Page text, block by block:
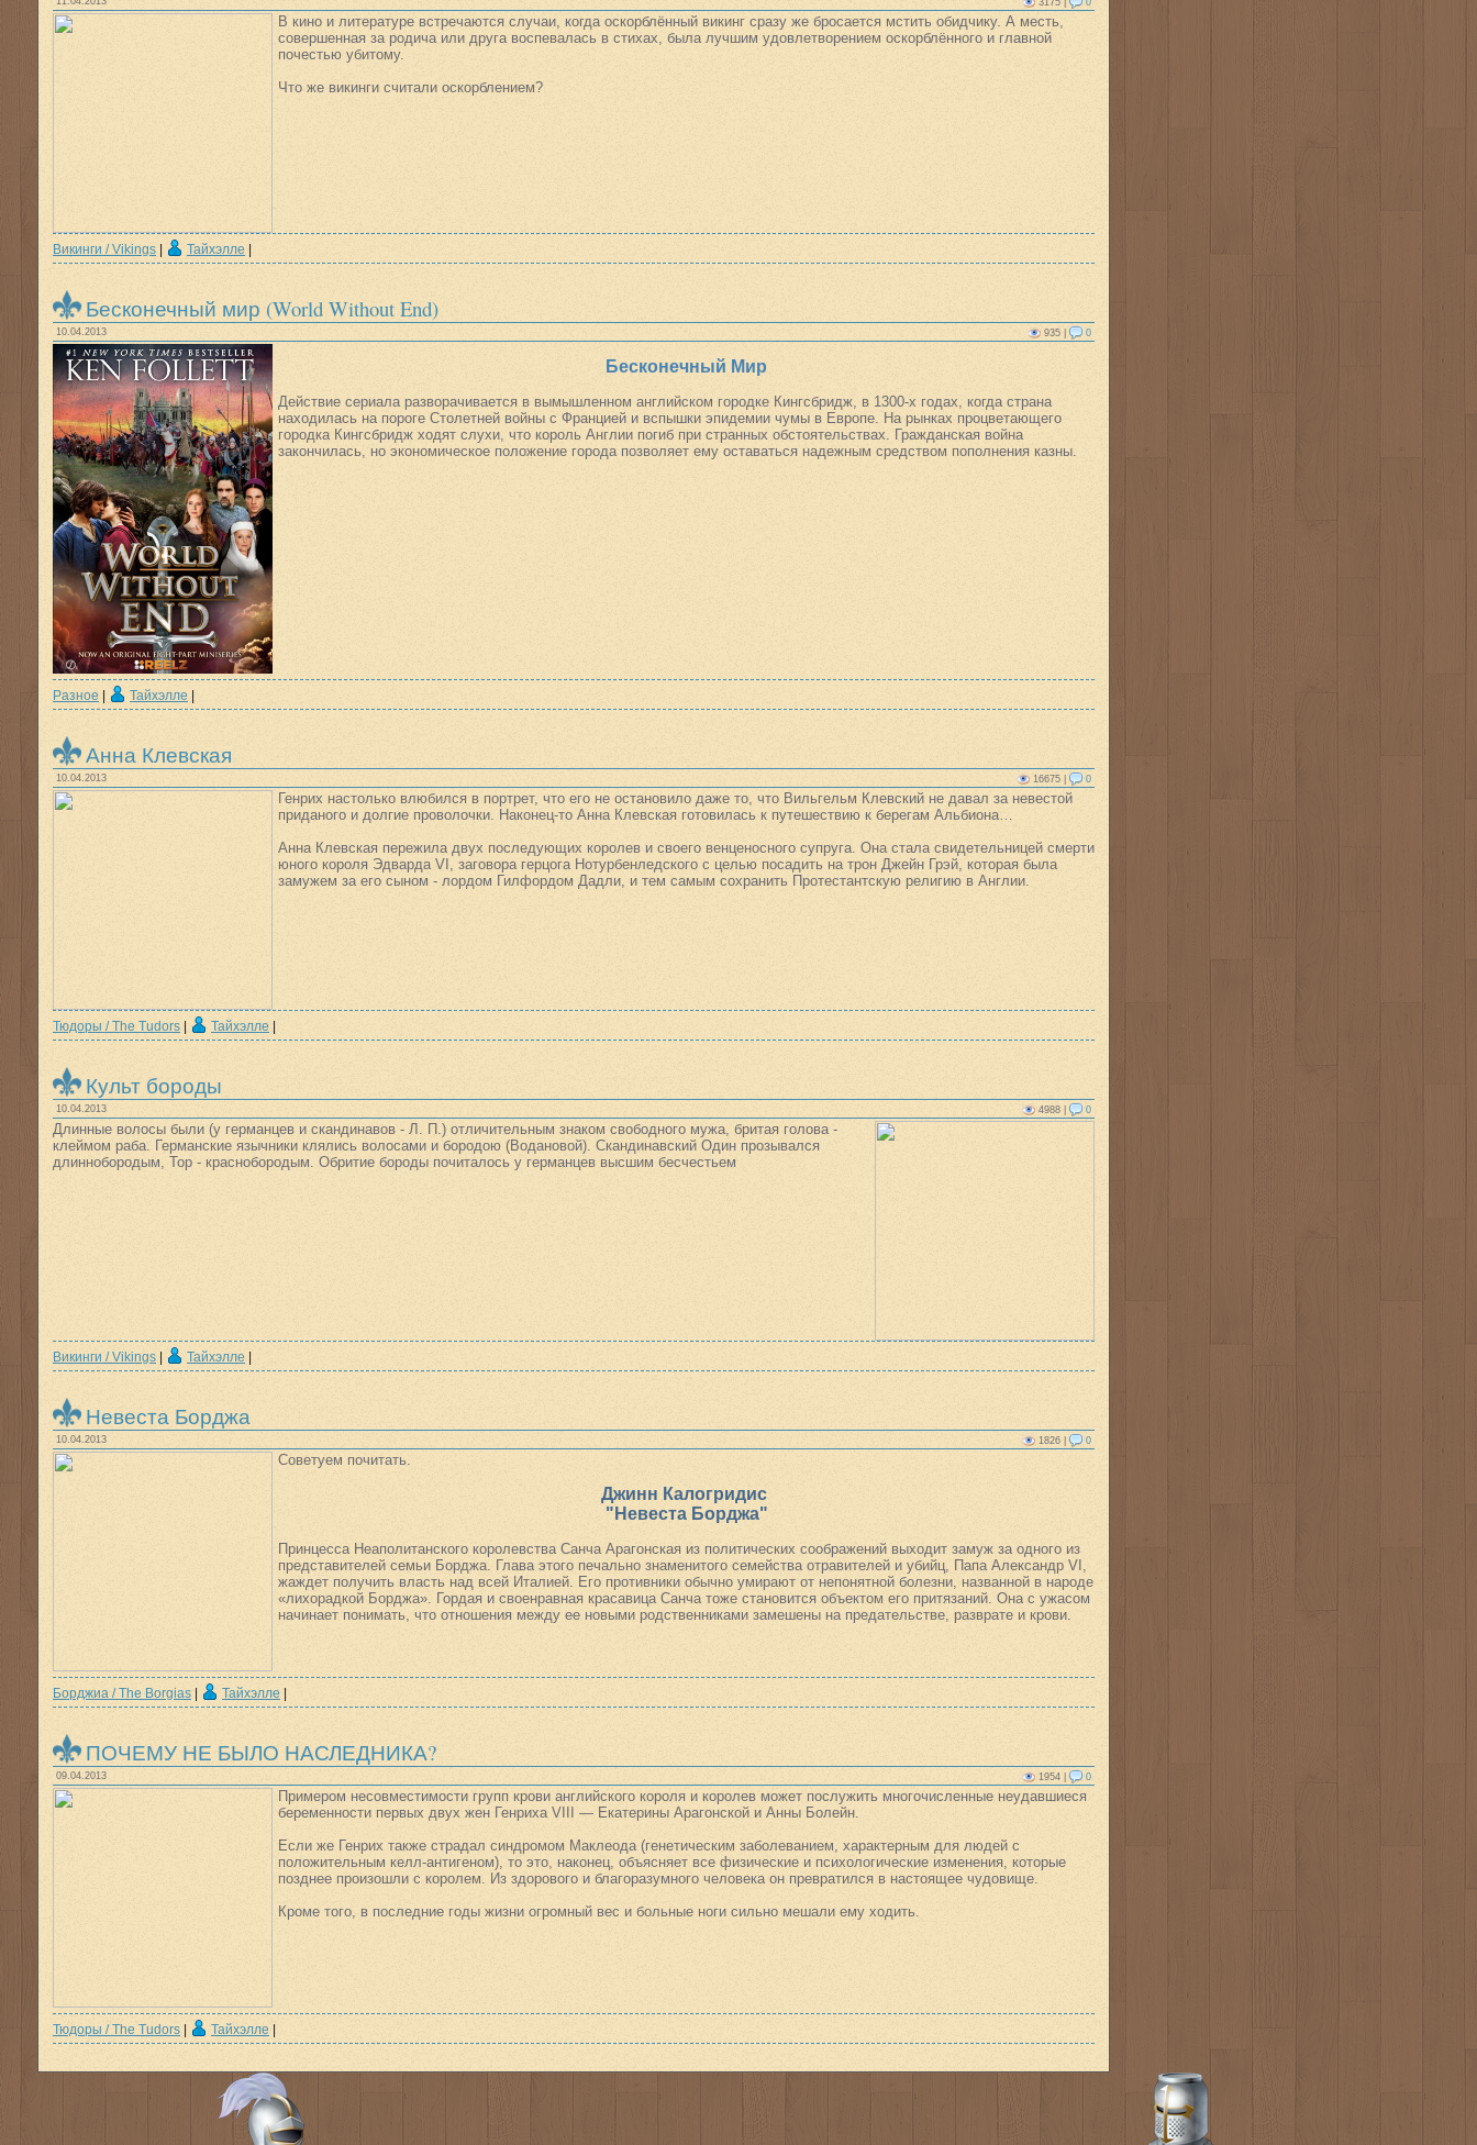
3175 | 0
В кино и литературе встречаются случаи, когда оскорблённый викинг сразу же бросается мстить обидчику. А месть,
совершенная за родича или друга воспевалась в стихах, была лучшим удовлетворением оскорблённого и главной
почестью убитому.
Что же викинги считали оскорблением?
Викинги / Vikings Тайхэлле
Бесконечный мир (World Without End)
10.04.2013 935 | 0
Бесконечный Мир
Действие сериала разворачивается в вымышленном английском городке Кингсбридж, в 1300-х годах, когда страна
находилась на пороге Столетней войны с Францией и вспышки эпидемии чумы в Европе. На рынках процветающего
городка Кингсбридж ходят слухи, что король Англии погиб при странных обстоятельствах. Гражданская война
закончилась, но экономическое положение города позволяет ему оставаться надежным средством пополнения казны.
Разное Тайхэлле
Анна Клевская
10.04.2013 16675 | 0
Генрих настолько влюбился в портрет, что его не остановило даже то, что Вильгельм Клевский не давал за невестой
приданого и долгие проволочки. Наконец-то Анна Клевская готовилась к путешествию к берегам Альбиона…
Анна Клевская пережила двух последующих королев и своего венценосного супруга. Она стала свидетельницей смерти
юного короля Эдварда VI, заговора герцога Нотурбенледского с целью посадить на трон Джейн Грэй, которая была
замужем за его сыном - лордом Гилфордом Дадли, и тем самым сохранить Протестантскую религию в Англии.
Тюдоры / The Tudors Тайхэлле
Культ бороды
10.04.2013 4988 | 0
Длинные волосы были (у германцев и скандинавов - Л. П.) отличительным знаком свободного мужа, бритая голова -
клеймом раба. Германские язычники клялись волосами и бородою (Водановой). Скандинавский Один прозывался
длиннобородым, Тор - краснобородым. Обритие бороды почиталось у германцев высшим бесчестьем
Викинги / Vikings Тайхэлле
Невеста Борджа
10.04.2013 1826 | 0
Советуем почитать.
Джинн Калогридис
"Невеста Борджа"
Принцесса Неаполитанского королевства Санча Арагонская из политических соображений выходит замуж за одного из
представителей семьи Борджа. Глава этого печально знаменитого семейства отравителей и убийц, Папа Александр VI,
жаждет получить власть над всей Италией. Его противники обычно умирают от непонятной болезни, названной в народе
«лихорадкой Борджа». Гордая и своенравная красавица Санча тоже становится объектом его притязаний. Она с ужасом
начинает понимать, что отношения между ее новыми родственниками замешены на предательстве, разврате и крови.
Борджиа / The Borgias Тайхэлле
ПОЧЕМУ НЕ БЫЛО НАСЛЕДНИКА?
09.04.2013 1954 | 0
Примером несовместимости групп крови английского короля и королев может послужить многочисленные неудавшиеся
беременности первых двух жен Генриха VIII — Екатерины Арагонской и Анны Болейн.
Если же Генрих также страдал синдромом Маклеода (генетическим заболеванием, характерным для людей с
положительным келл-антигеном), то это, наконец, объясняет все физические и психологические изменения, которые
позднее произошли с королем. Из здорового и благоразумного человека он превратился в настоящее чудовище.
Кроме того, в последние годы жизни огромный вес и больные ноги сильно мешали ему ходить.
Тюдоры / The Tudors Тайхэлле